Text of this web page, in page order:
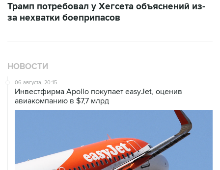
Трамп потребовал у Хегсета объяснений из-
за нехватки боеприпасов
НОВОСТИ
06 августа, 20:15
Инвестфирма Apollo покупает easyJet, оценив
авиакомпанию в $7,7 млрд